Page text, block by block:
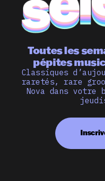
Toutes les
pépites
Classiques
raretés, rare
Nova dans